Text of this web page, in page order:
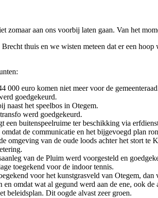
zomaar aan ons voorbij laten gaan. Van het
thuis en we wisten meteen dat er een
000 euro komen niet meer voor de
goedgekeurd.
naast het speelbos in Otegem.
werd goedgekeurd.
buitenspeelruime ter beschikking via
de communicatie en het bijgevoegd plan
omgeving van de oude loods achter het stort
van de Pluim werd voorgesteld en
toegekend voor de indoor tennis.
voor het kunstgrasveld van Otegem,
omdat wat al gegund werd aan de ene, ook de
beleidsplan. Dit oogde alvast zeer groen.